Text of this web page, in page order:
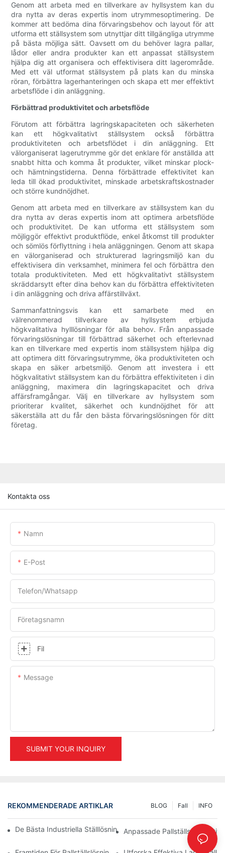
Genom att arbeta med en tillverkare av hyllsystem kan du
dra nytta av deras expertis inom utrymmesoptimering. De
kommer att bedöma dina förvaringsbehov och layout för att
utforma ett ställsystem som utnyttjar ditt tillgängliga utrymme
på bästa möjliga sätt. Oavsett om du behöver lagra pallar,
lådor eller andra produkter kan ett anpassat ställsystem
hjälpa dig att organisera och effektivisera ditt lagerområde.
Med ett väl utformat ställsystem på plats kan du minska
röran, förbättra lagerhanteringen och skapa ett mer effektivt
arbetsflöde i din anläggning.
Förbättrad produktivitet och arbetsflöde
Förutom att förbättra lagringskapaciteten och säkerheten
kan ett högkvalitativt ställsystem också förbättra
produktiviteten och arbetsflödet i din anläggning. Ett
välorganiserat lagerutrymme gör det enklare för anställda att
snabbt hitta och komma åt produkter, vilket minskar plock-
och hämtningstiderna. Denna förbättrade effektivitet kan
leda till ökad produktivitet, minskade arbetskraftskostnader
och större kundnöjdhet.
Genom att arbeta med en tillverkare av ställsystem kan du
dra nytta av deras expertis inom att optimera arbetsflöde
och produktivitet. De kan utforma ett ställsystem som
möjliggör effektivt produktflöde, enkel åtkomst till produkter
och sömlös förflyttning i hela anläggningen. Genom att skapa
en välorganiserad och strukturerad lagringsmiljö kan du
effektivisera din verksamhet, minimera fel och förbättra den
totala produktiviteten. Med ett högkvalitativt ställsystem
skräddarsytt efter dina behov kan du förbättra effektiviteten
i din anläggning och driva affärstillväxt.
Sammanfattningsvis kan ett samarbete med en
välrenommerad tillverkare av hyllsystem erbjuda
högkvalitativa hylllösningar för alla behov. Från anpassade
förvaringslösningar till förbättrad säkerhet och efterlevnad
kan en tillverkare med expertis inom ställsystem hjälpa dig
att optimera ditt förvaringsutrymme, öka produktiviteten och
skapa en säker arbetsmiljö. Genom att investera i ett
högkvalitativt ställsystem kan du förbättra effektiviteten i din
anläggning, maximera din lagringskapacitet och driva
affärsframgångar. Välj en tillverkare av hyllsystem som
prioriterar kvalitet, säkerhet och kundnöjdhet för att
säkerställa att du får den bästa förvaringslösningen för ditt
företag.
Kontakta oss
Namn
E-Post
Telefon/whatsapp
Företagsnamn
Fil
Message
SUBMIT YOUR INQUIRY
REKOMMENDERADE ARTIKLAR INFO
Fall
BLOG
De Bästa Industriella Ställlösningarna För Effektiv
Anpassade